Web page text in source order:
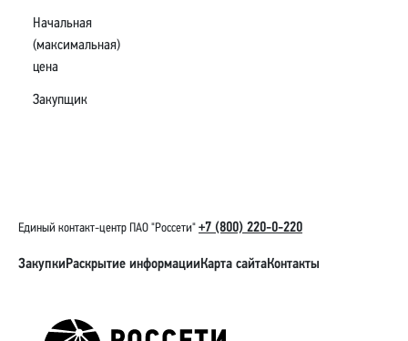
Начальная
(максимальная)
цена
Закупщик
Единый контакт-центр ПАО "Россети" +7 (800) 220-0-220
ЗакупкиРаскрытие информацииКарта сайтаКонтакты